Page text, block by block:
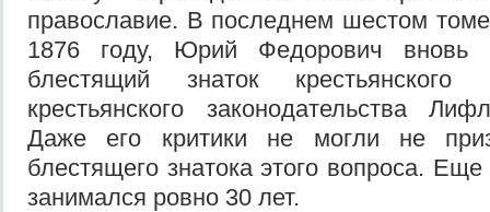
православие. В последнем шестом
1876 году, Юрий Федорович вновь
блестящий знаток крестьянского
крестьянского законодательства
Даже его критики не могли не
блестящего знатока этого вопроса.
занимался ровно 30 лет.